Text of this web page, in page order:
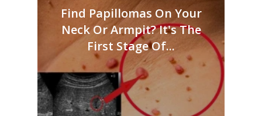
Find Papillomas On Your
Neck Or Armpit? It's The
First Stage Of...